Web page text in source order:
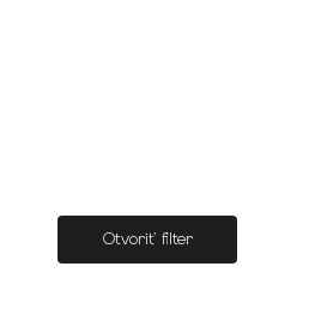
Otvoriť filter